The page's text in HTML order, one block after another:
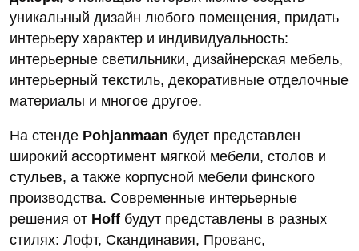
уникальный дизайн любого помещения, придать
интерьеру характер и индивидуальность:
интерьерные светильники, дизайнер­ская мебель,
интерьерный текстиль, декоративные отделочные
материалы и многое другое.
На стенде Pohjanmaan будет представлен
широкий ассортимент мягкой мебели, столов и
стульев, а также корпусной мебели финского
производства. Современные интерьерные
решения от Hoff будут представлены в разных
стилях: Лофт, Скандинавия, Прованс,